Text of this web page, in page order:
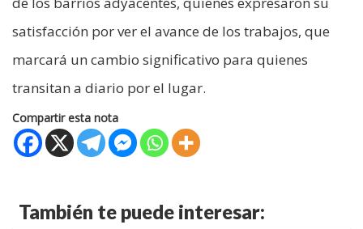
satisfacción por ver el avance de los trabajos, que
marcará un cambio significativo para quienes
transitan a diario por el lugar.
Compartir esta nota
También te puede interesar: